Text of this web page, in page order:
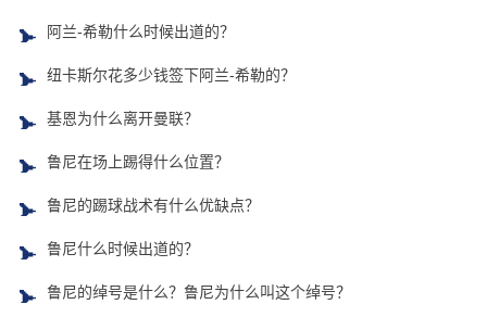
阿兰-希勒什么时候出道的？
纽卡斯尔花多少钱签下阿兰-希勒的？
基恩为什么离开曼联？
鲁尼在场上踢得什么位置？
鲁尼的踢球战术有什么优缺点？
鲁尼什么时候出道的？
鲁尼的绰号是什么？鲁尼为什么叫这个绰号？